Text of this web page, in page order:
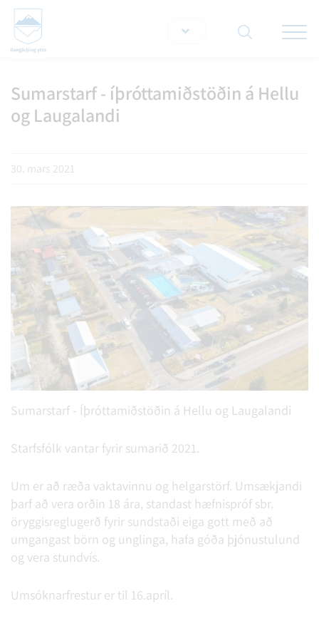
Sumarstarf - íþróttamiðstöðin á Hellu
og Laugalandi
30. mars 2021
Sumarstarf - Íþróttamiðstöðin á Hellu og Laugalandi
Starfsfólk vantar fyrir sumarið 2021.
Um er að ræða vaktavinnu og helgarstörf. Umsækjandi
þarf að vera orðin 18 ára, standast hæfnispróf sbr.
öryggisreglugerð fyrir sundstaði eiga gott með að
umgangast börn og unglinga, hafa góða þjónustulund
og vera stundvís.
Umsóknarfrestur er til 16.apríl.
Leita á vef